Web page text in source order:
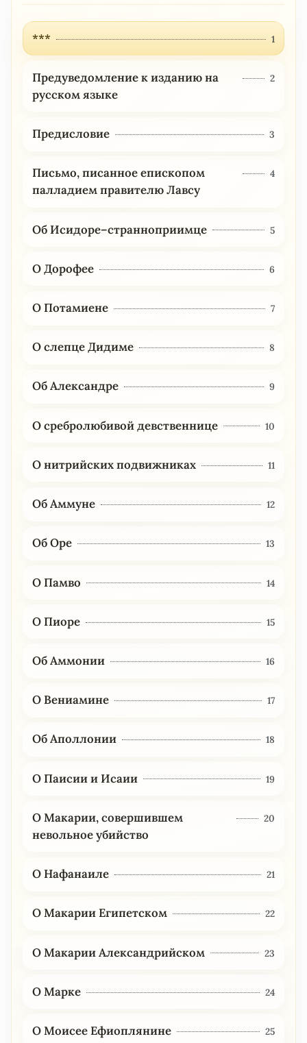
*** 1
Предуведомление к изданию на
русском языке
2
Предисловие 3
Письмо, писанное епископом
палладием правителю Лавсу
4
Об Исидоре–странноприимце 5
О Дорофее 6
О Потамиене 7
О слепце Дидиме 8
Об Александре 9
О сребролюбивой девственнице 10
О нитрийских подвижниках 11
Об Аммуне 12
Об Оре 13
О Памво 14
О Пиоре 15
Об Аммонии 16
О Вениамине 17
Об Аполлонии 18
О Паисии и Исаии 19
О Макарии, совершившем
невольное убийство
20
О Нафанаиле 21
О Макарии Египетском 22
О Макарии Александрийском 23
О Марке 24
О Моисее Ефиоплянине 25